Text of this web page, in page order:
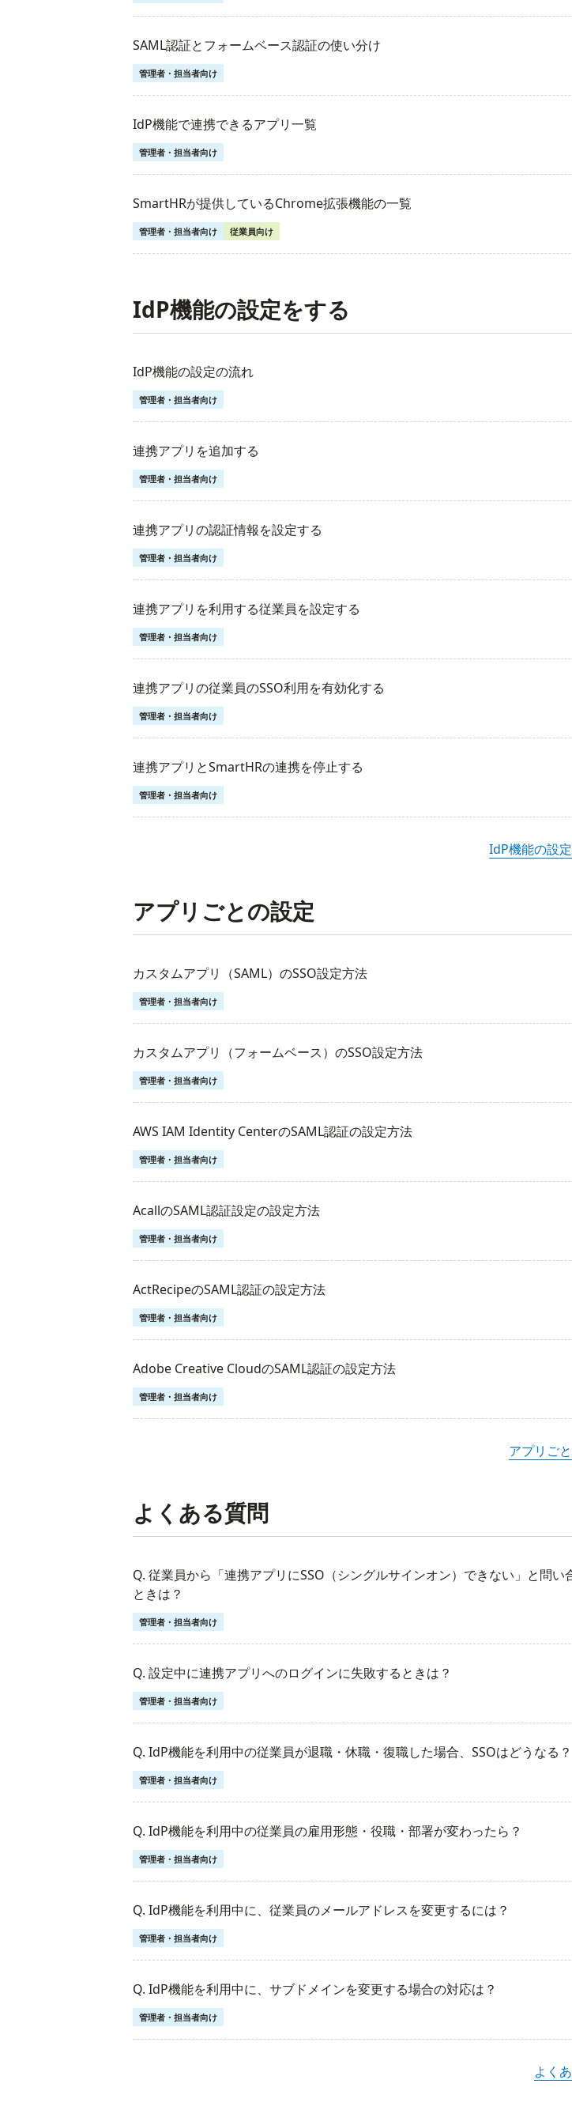
SAML認証とフォームベース認証の使い分け
管理者・担当者向け
IdP機能で連携できるアプリ一覧
管理者・担当者向け
SmartHRが提供しているChrome拡張機能の一覧
管理者・担当者向け 従業員向け
IdP機能の設定をする
IdP機能の設定の流れ
管理者・担当者向け
連携アプリを追加する
管理者・担当者向け
連携アプリの認証情報を設定する
管理者・担当者向け
連携アプリを利用する従業員を設定する
管理者・担当者向け
連携アプリの従業員のSSO利用を有効化する
管理者・担当者向け
連携アプリとSmartHRの連携を停止する
管理者・担当者向け
IdP機能の設
アプリごとの設定
カスタムアプリ（SAML）のSSO設定方法
管理者・担当者向け
カスタムアプリ（フォームベース）のSSO設定方法
管理者・担当者向け
AWS IAM Identity CenterのSAML認証の設定方法
管理者・担当者向け
AcallのSAML認証設定の設定方法
管理者・担当者向け
ActRecipeのSAML認証の設定方法
管理者・担当者向け
Adobe Creative CloudのSAML認証の設定方法
管理者・担当者向け
アプリご
よくある質問
Q. 従業員から「連携アプリにSSO（シングルサインオン）できない」と問い
ときは？
管理者・担当者向け
Q. 設定中に連携アプリへのログインに失敗するときは？
管理者・担当者向け
Q. IdP機能を利用中の従業員が退職・休職・復職した場合、SSOはどうなる？
管理者・担当者向け
Q. IdP機能を利用中の従業員の雇用形態・役職・部署が変わったら？
管理者・担当者向け
Q. IdP機能を利用中に、従業員のメールアドレスを変更するには？
管理者・担当者向け
Q. IdP機能を利用中に、サブドメインを変更する場合の対応は？
管理者・担当者向け
よく